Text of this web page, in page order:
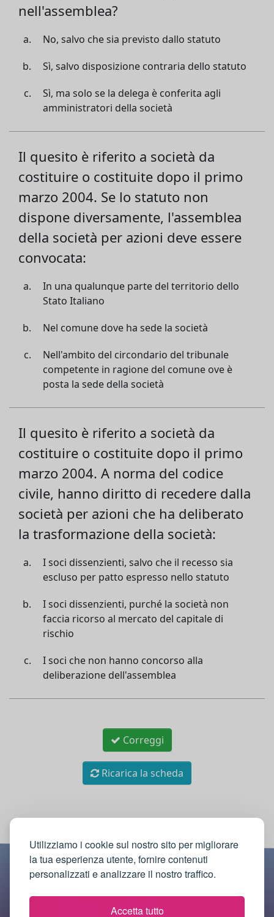
Utilizziamo i cookie sul nostro sito per migliorare
la tua esperienza utente, fornire contenuti
personalizzati e analizzare il nostro traffico.
Accetta tutto
nell'assemblea?
No, salvo che sia previsto dallo statuto
Sì, salvo disposizione contraria dello statuto
Sì, ma solo se la delega è conferita agli
amministratori della società
Il quesito è riferito a società da
costituire o costituite dopo il primo
marzo 2004. Se lo statuto non
dispone diversamente, l'assemblea
della società per azioni deve essere
convocata:
In una qualunque parte del territorio dello
Stato Italiano
Nel comune dove ha sede la società
Nell'ambito del circondario del tribunale
competente in ragione del comune ove è
posta la sede della società
Il quesito è riferito a società da
costituire o costituite dopo il primo
marzo 2004. A norma del codice
civile, hanno diritto di recedere dalla
società per azioni che ha deliberato
la trasformazione della società:
I soci dissenzienti, salvo che il recesso sia
escluso per patto espresso nello statuto
I soci dissenzienti, purché la società non
faccia ricorso al mercato del capitale di
rischio
I soci che non hanno concorso alla
deliberazione dell'assemblea
Correggi
Ricarica la scheda